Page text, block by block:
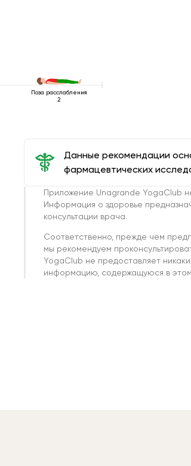
Поза расслабления
2
Данные рекомендации
фармацевтических
Приложение Unagrande YogaClub
Информация о здоровье
консультации врача.
Соответственно, прежде чем
мы рекомендуем
YogaClub не предоставляет
информацию, содержащуюся в